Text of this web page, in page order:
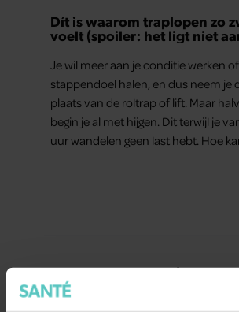
Dít is waarom traplopen zo
voelt (spoiler: het ligt niet
Je wil meer aan je conditie werken
stappendoel halen, en dus neem je
plaats van de roltrap of lift. Maar
begin je al met hijgen. Dit terwijl je
uur wandelen geen last hebt. Hoe
Meer van Santé